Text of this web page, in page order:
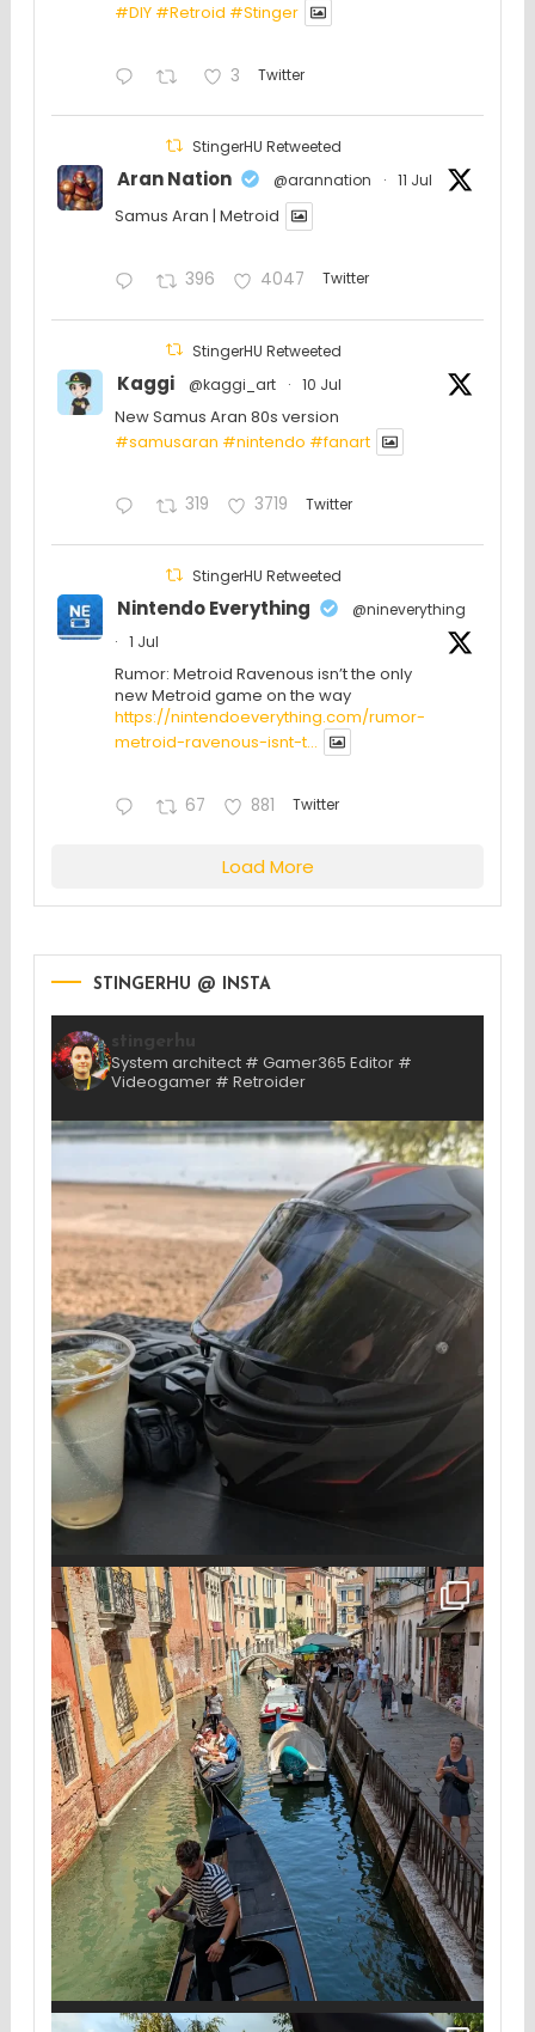
#DIY #Retroid #Stinger
3 Twitter
StingerHU Retweeted
Aran Nation @arannation · 11 Jul
Samus Aran | Metroid
396 4047 Twitter
StingerHU Retweeted
Kaggi @kaggi_art · 10 Jul
New Samus Aran 80s version
#samusaran #nintendo #fanartㅤㅤㅤㅤ
319 3719 Twitter
StingerHU Retweeted
Nintendo Everything
@nineverything
·
1 Jul
Rumor: Metroid Ravenous isn’t the only
new Metroid game on the way
https://nintendoeverything.com/rumor-
metroid-ravenous-isnt-t...
67 881 Twitter
Load More
STINGERHU @ INSTA
System architect # Gamer365 Editor #
Videogamer # Retroider